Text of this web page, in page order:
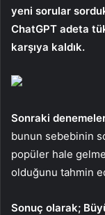
yeni sorular
ChatGPT adeta
karşıya kaldık.
Sonraki
bunun sebebinin
popüler hale
olduğunu tahmin
Sonuç olarak;